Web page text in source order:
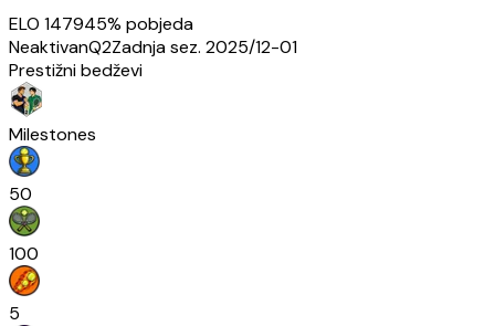
ELO 147945% pobjeda
NeaktivanQ2Zadnja sez. 2025/12-01
Prestižni bedževi
Milestones
50
100
5